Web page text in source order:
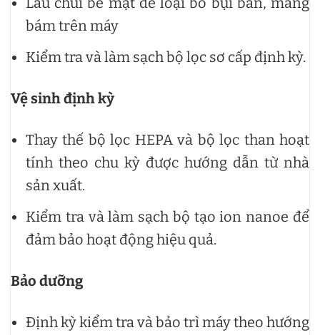
bám trên máy
Kiểm tra và làm sạch bộ lọc sơ cấp định kỳ.
Vệ sinh định kỳ
Thay thế bộ lọc HEPA và bộ lọc than hoạt
tính theo chu kỳ được hướng dẫn từ nhà
sản xuất.
Kiểm tra và làm sạch bộ tạo ion nanoe để
đảm bảo hoạt động hiệu quả.
Bảo dưỡng
Định kỳ kiểm tra và bảo trì máy theo hướng